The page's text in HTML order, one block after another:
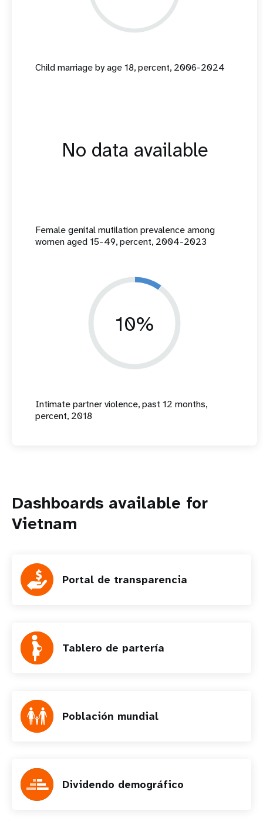
Child marriage by age 18, percent, 2006-2024
No data available
Female genital mutilation prevalence among
women aged 15-49, percent, 2004-2023
10%
Intimate partner violence, past 12 months,
percent, 2018
Dashboards available for
Vietnam
Portal de transparencia
Tablero de partería
Población mundial
Dividendo demográfico